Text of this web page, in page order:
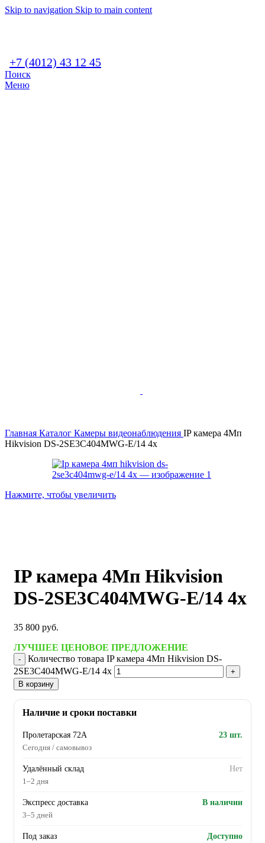
Skip to navigation Skip to main content
+7 (4012) 43 12 45
Поиск
Меню
Главная Каталог Камеры видеонаблюдения IP камера 4Мп
Hikvision DS-2SE3C404MWG-E/14 4x
Нажмите, чтобы увеличить
IP камера 4Мп Hikvision
DS-2SE3C404MWG-E/14 4x
35 800 руб.
ЛУЧШЕЕ ЦЕНОВОЕ ПРЕДЛОЖЕНИЕ
Количество товара IP камера 4Мп Hikvision DS-
2SE3C404MWG-E/14 4x
В корзину
Наличие и сроки поставки
Пролетарская 72А
23 шт.
Сегодня / самовывоз
Удалённый склад
Нет
1–2 дня
Экспресс доставка
В наличии
3–5 дней
Под заказ
Доступно